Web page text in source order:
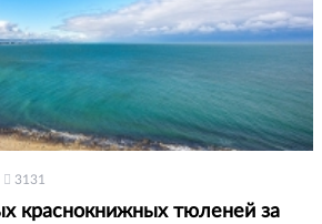
3131
краснокнижных тюленей за